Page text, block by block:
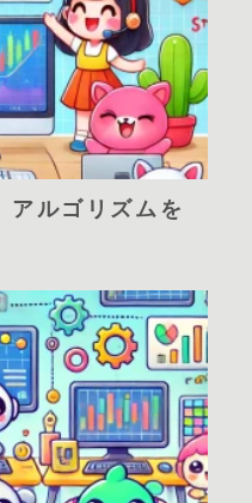
アルゴリズムを